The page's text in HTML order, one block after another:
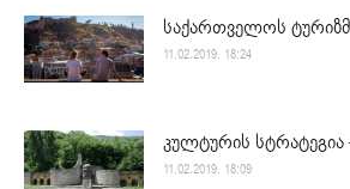
საქართველოს
11.02.2019. 18:24
კულტურის სტრატეგია
11.02.2019. 18:09